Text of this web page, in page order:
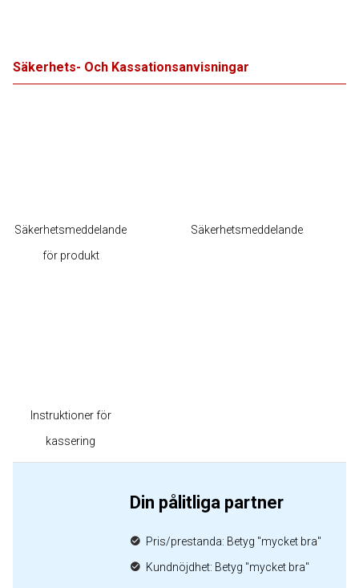
Säkerhets- Och Kassationsanvisningar
Säkerhetsmeddelande
för produkt
Säkerhetsmeddelande
Instruktioner för
kassering
Din pålitliga partner
Pris/prestanda: Betyg "mycket bra"
Kundnöjdhet: Betyg "mycket bra"